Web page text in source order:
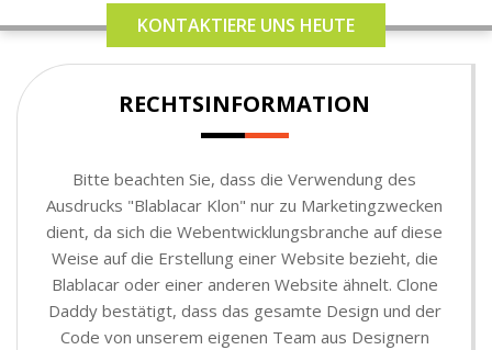
KONTAKTIERE UNS HEUTE
RECHTSINFORMATION
Bitte beachten Sie, dass die Verwendung des
Ausdrucks "Blablacar Klon" nur zu Marketingzwecken
dient, da sich die Webentwicklungsbranche auf diese
Weise auf die Erstellung einer Website bezieht, die
Blablacar oder einer anderen Website ähnelt. Clone
Daddy bestätigt, dass das gesamte Design und der
Code von unserem eigenen Team aus Designern